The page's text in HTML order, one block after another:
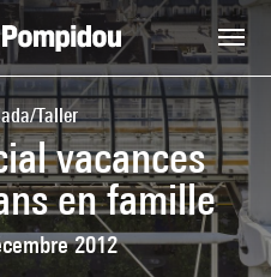
Taller
vacances
en famille
2012